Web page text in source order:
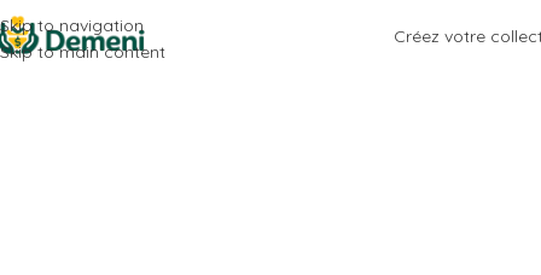
Skip to navigation
Skip to main content
Créez votre